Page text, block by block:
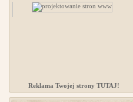
Reklama Twojej strony TUTAJ!